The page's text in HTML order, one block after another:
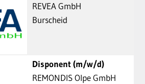
REVEA GmbH
Burscheid
Disponent (m/w/d)
REMONDIS Olpe GmbH